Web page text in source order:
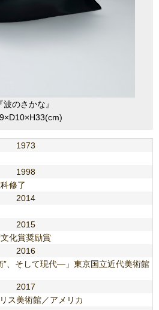
『波のさかな』
1973
1998
修了
2014
2015
化賞奨励賞
2016
”、そして現代―」東京国立近代美術館
2017
ス美術館／アメリカ